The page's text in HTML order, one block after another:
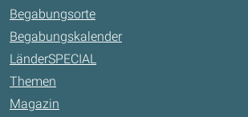
Begabungsorte
Begabungskalender
LänderSPECIAL
Themen
Magazin